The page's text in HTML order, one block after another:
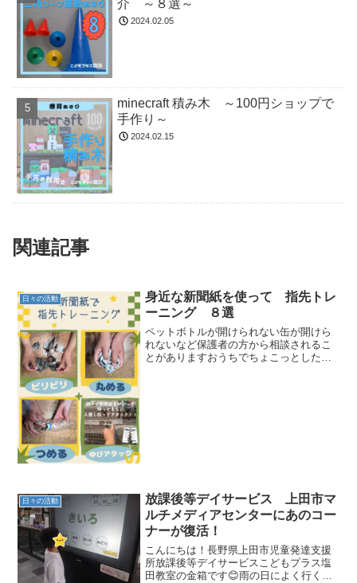
介 ～８選～
2024.02.05
minecraft 積み木 ～100円ショップで
手作り～
2024.02.15
関連記事
日々の活動
身近な新聞紙を使って 指先トレ
ーニング ８選
ペットボトルが開けられない缶が開けら
れないなど保護者の方から相談されるこ
とがありますおうちでちょこっとした時
日々の活動
放課後等デイサービス 上田市マ
ルチメディアセンターにあのコー
ナーが復活！
こんにちは！長野県上田市児童発達支援
所放課後等デイサービスこどもプラス塩
田教室の金箱です😊雨の日によく行く、